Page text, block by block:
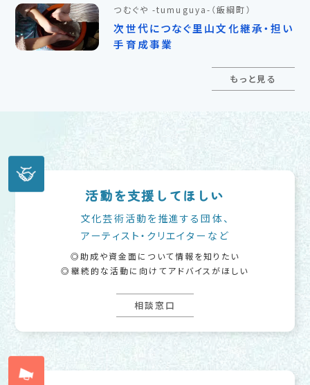
つむぐや -tumuguya- （飯綱町）
次世代につなぐ里山文化継承・担い
手育成事業
もっと見る
活動を支援してほしい
文化芸術活動を推進する団体、
アーティスト・クリエイターなど
助成や資金面について情報を知りたい
継続的な活動に向けてアドバイスがほしい
相談窓口